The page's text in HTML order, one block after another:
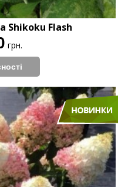
Shikoku Flash
грн.